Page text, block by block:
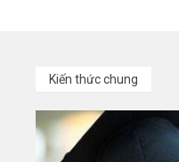
Kiến thức chung